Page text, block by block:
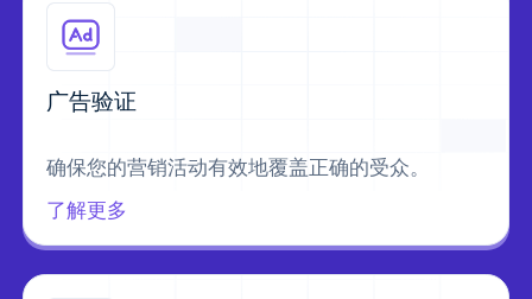
广告验证
确保您的营销活动有效地覆盖正确的受众。
了解更多